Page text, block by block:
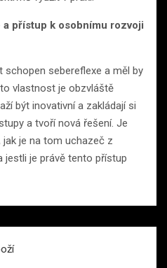
přístup k osobnímu rozvoji
schopen sebereflexe a měl by
vlastnost je obzvláště
být inovativní a zakládají si
a tvoří nová řešení. Je
je na tom uchazeč z
jestli je právě tento přístup